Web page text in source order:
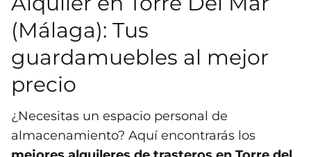
(Málaga): Tus
guardamuebles al mejor
precio
¿Necesitas un espacio personal de
almacenamiento? Aquí encontrarás los